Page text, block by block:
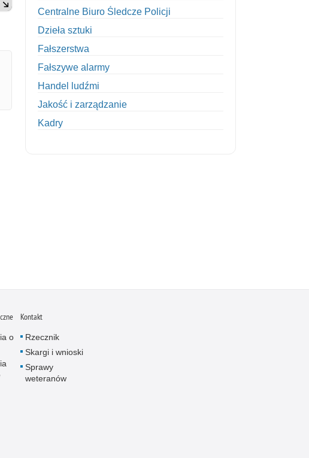
Centralne Biuro Śledcze Policji
Dzieła sztuki
Fałszerstwa
Fałszywe alarmy
Handel ludźmi
Jakość i zarządzanie
Kadry
Nietrzeźwi kierujący
Nietrzeźwi opiekunowie
o
Kontakt
Rzecznik
Skargi i wnioski
Sprawy
weteranów